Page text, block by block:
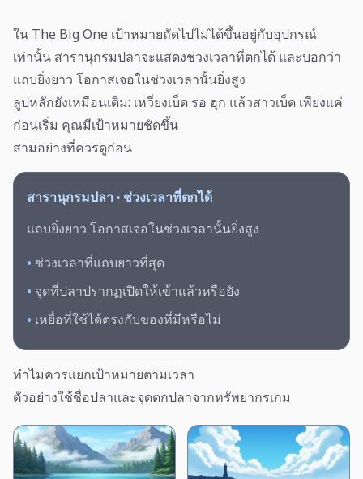
ใน The Big One เป้าหมายถัดไปไม่ได้ขึ้นอยู่กับอุปกรณ์
เท่านั้น สารานุกรมปลาจะแสดงช่วงเวลาที่ตกได้ และบอกว่า
แถบยิ่งยาว โอกาสเจอในช่วงเวลานั้นยิ่งสูง
ลูปหลักยังเหมือนเดิม: เหวี่ยงเบ็ด รอ ฮุก แล้วสาวเบ็ด เพียงแค่
ก่อนเริ่ม คุณมีเป้าหมายชัดขึ้น
สามอย่างที่ควรดูก่อน
สารานุกรมปลา · ช่วงเวลาที่ตกได้
แถบยิ่งยาว โอกาสเจอในช่วงเวลานั้นยิ่งสูง
• ช่วงเวลาที่แถบยาวที่สุด
• จุดที่ปลาปรากฏเปิดให้เข้าแล้วหรือยัง
• เหยื่อที่ใช้ได้ตรงกับของที่มีหรือไม่
ทำไมควรแยกเป้าหมายตามเวลา
ตัวอย่างใช้ชื่อปลาและจุดตกปลาจากทรัพยากรเกม